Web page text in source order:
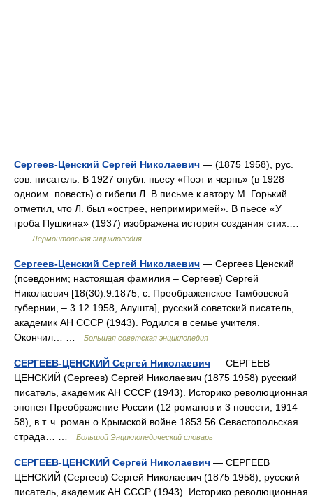
Сергеев-Ценский Сергей Николаевич — (1875 1958), рус.
сов. писатель. В 1927 опубл. пьесу «Поэт и чернь» (в 1928
одноим. повесть) о гибели Л. В письме к автору М. Горький
отметил, что Л. был «острее, непримиримей». В пьесе «У
гроба Пушкина» (1937) изображена история создания стих.…
Лермонтовская энциклопедия
Сергеев-Ценский Сергей Николаевич — Сергеев Ценский
(псевдоним; настоящая фамилия ‒ Сергеев) Сергей
Николаевич [18(30).9.1875, с. Преображенское Тамбовской
губернии, ‒ 3.12.1958, Алушта], русский советский писатель,
академик АН СССР (1943). Родился в семье учителя.
Окончил… …
Большая советская энциклопедия
СЕРГЕЕВ-ЦЕНСКИЙ Сергей Николаевич — СЕРГЕЕВ
ЦЕНСКИЙ (Сергеев) Сергей Николаевич (1875 1958) русский
писатель, академик АН СССР (1943). Историко революционная
эпопея Преображение России (12 романов и 3 повести, 1914
58), в т. ч. роман о Крымской войне 1853 56 Севастопольская
страда… …
Большой Энциклопедический словарь
СЕРГЕЕВ-ЦЕНСКИЙ Сергей Николаевич — СЕРГЕЕВ
ЦЕНСКИЙ (Сергеев) Сергей Николаевич (1875 1958), русский
писатель, академик АН СССР (1943). Историко революционная